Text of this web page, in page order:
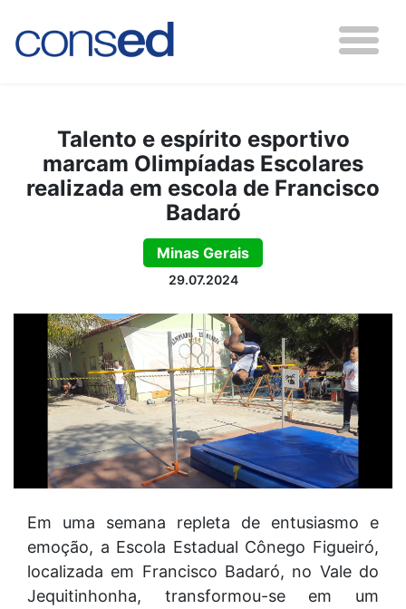
Talento e espírito esportivo
marcam Olimpíadas Escolares
realizada em escola de Francisco
Badaró
Minas Gerais
29.07.2024
Em uma semana repleta de entusiasmo e
emoção, a Escola Estadual Cônego Figueiró,
localizada em Francisco Badaró, no Vale do
Jequitinhonha, transformou-se em um